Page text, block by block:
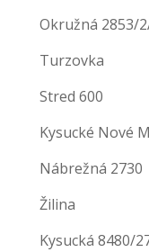
Okružná 2853/
Turzovka
Stred 600
Kysucké Nové
Nábrežná 2730
Žilina
Kysucká 8480/